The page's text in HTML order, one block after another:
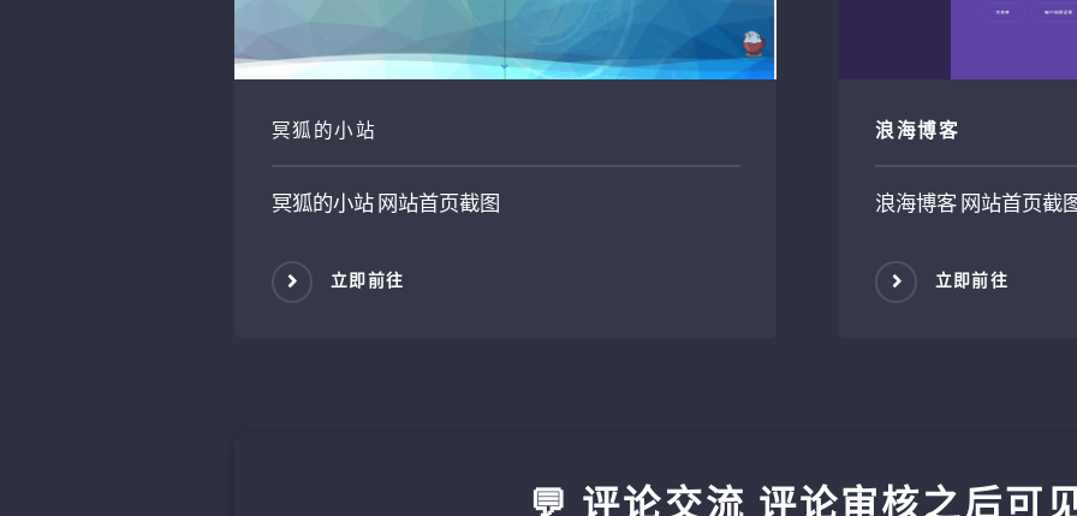
冥狐的小站
冥狐的小站网站首页截图
立即前往
浪海博客
浪海博客 网站首页截
立即前往
💬 评论交流 评论审核之后可